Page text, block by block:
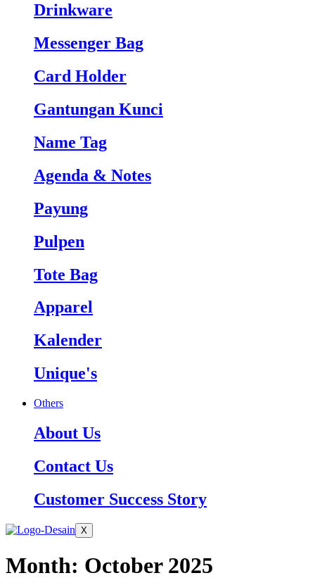
Drinkware
Messenger Bag
Card Holder
Gantungan Kunci
Name Tag
Agenda & Notes
Payung
Pulpen
Tote Bag
Apparel
Kalender
Unique's
Others
About Us
Contact Us
Customer Success Story
X
Month: October 2025